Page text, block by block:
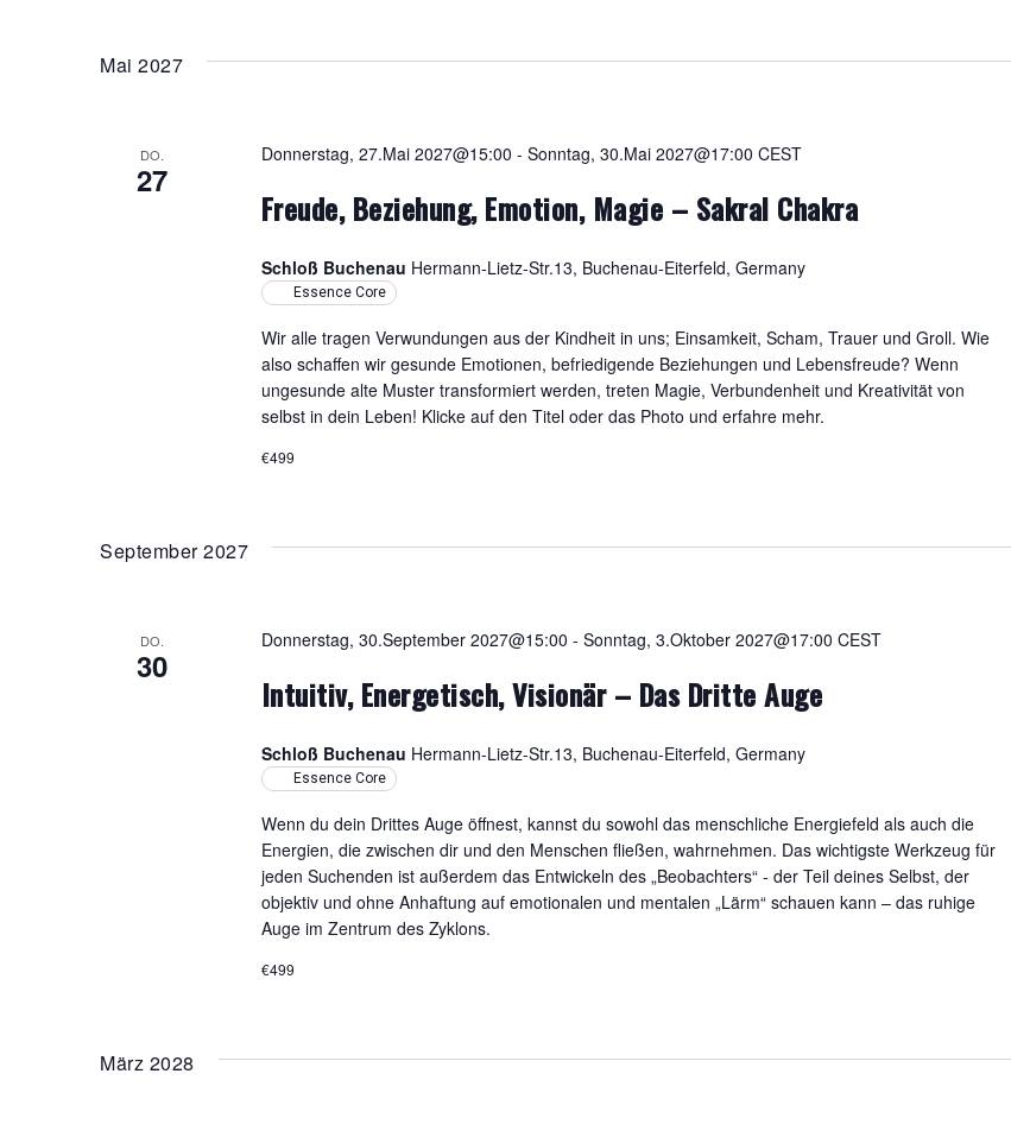
Mai 2027
DO.
27
Freude, Beziehung, Emotion, Magie – Sakral Chakra
Donnerstag, 27.Mai 2027@15:00 - Sonntag, 30.Mai 2027@17:00 CEST
Schloß Buchenau Hermann-Lietz-Str.13, Buchenau-Eiterfeld, Germany
Essence Core
Wir alle tragen Verwundungen aus der Kindheit in uns; Einsamkeit, Scham, Trauer und Groll. Wie
also schaffen wir gesunde Emotionen, befriedigende Beziehungen und Lebensfreude? Wenn
ungesunde alte Muster transformiert werden, treten Magie, Verbundenheit und Kreativität von
selbst in dein Leben! Klicke auf den Titel oder das Photo und erfahre mehr.
€499
September 2027
DO.
30
Intuitiv, Energetisch, Visionär – Das Dritte Auge
Donnerstag, 30.September 2027@15:00 - Sonntag, 3.Oktober 2027@17:00 CEST
Schloß Buchenau Hermann-Lietz-Str.13, Buchenau-Eiterfeld, Germany
Essence Core
Wenn du dein Drittes Auge öffnest, kannst du sowohl das menschliche Energiefeld als auch die
Energien, die zwischen dir und den Menschen fließen, wahrnehmen. Das wichtigste Werkzeug für
jeden Suchenden ist außerdem das Entwickeln des „Beobachters“ - der Teil deines Selbst, der
objektiv und ohne Anhaftung auf emotionalen und mentalen „Lärm“ schauen kann – das ruhige
Auge im Zentrum des Zyklons.
€499
März 2028